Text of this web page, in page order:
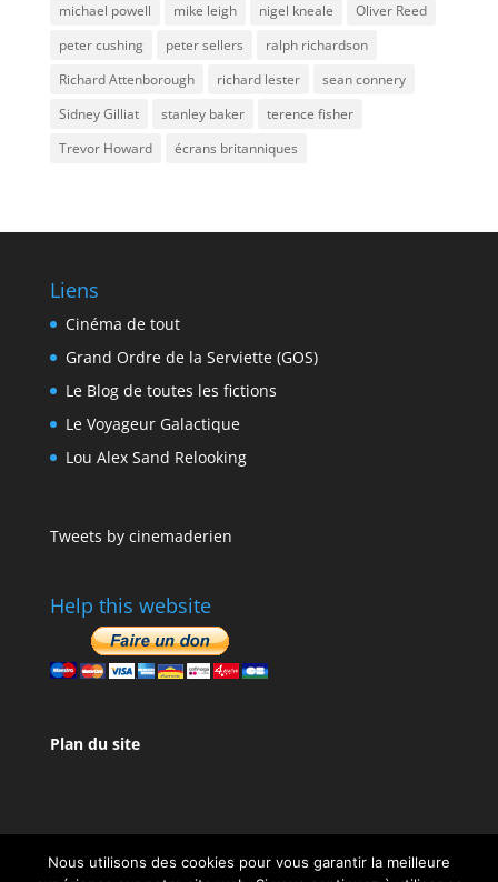
michael powell
mike leigh nigel kneale
Oliver Reed
peter cushing
peter sellers
ralph richardson
Richard Attenborough
richard lester
sean connery
Sidney Gilliat
stanley baker
terence fisher
Trevor Howard
écrans britanniques
Liens
Cinéma de tout
Grand Ordre de la Serviette (GOS)
Le Blog de toutes les fictions
Le Voyageur Galactique
Lou Alex Sand Relooking
Tweets by cinemaderien
Help this website
Plan du site
Nous utilisons des cookies pour vous garantir la meilleure